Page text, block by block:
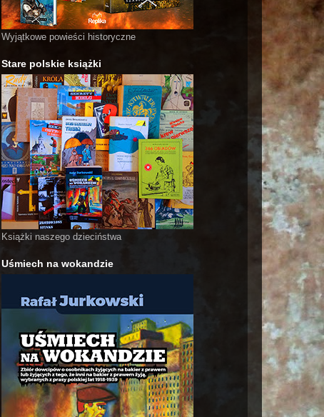
Wyjątkowe powieści historyczne
Stare polskie książki
Książki naszego dzieciństwa
Uśmiech na wokandzie